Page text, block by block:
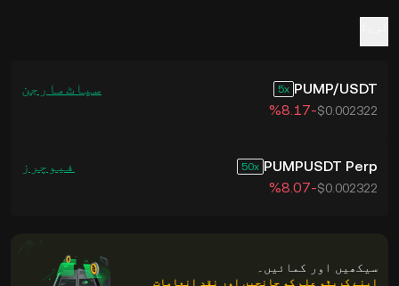
PUMP/USDT
5 سپاٹمارجن
$0.002322
‮-‭8.17‬%‬
PUMPUSDT Perp
50 فیوچرز
$0.002322
‮-‭8.07‬%‬
سیکھیں اور کمائیں۔
اپنے کرپٹو علم کو جانچیں اور نقد انعامات